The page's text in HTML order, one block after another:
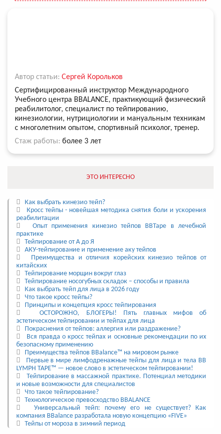
Автор статьи: Сергей Корольков
Сертифицированный инструктор Международного
Учебного центра BBALANCE, практикующий физический
реабилитолог, специалист по тейпированию,
кинезиологии, нутрициологии и мануальным техникам
с многолетним опытом, спортивный психолог, тренер.
Стаж работы: более 3 лет
ЭТО ИНТЕРЕСНО
Как выбрать кинезио тейп?
Кросс тейпы - новейшая методика снятия боли и ускорения
реабилитации
Опыт применения кинезио тейпов BBTape в лечебной
практике
Тейпирование от А до Я
АКУ-тейпирование и применение аку тейпов
Преимущества и отличия корейских кинезио тейпов от
китайских
Тейпирование морщин вокруг глаз
Тейпирование носогубных складок – способы и правила
Как выбрать тейп для лица в 2026 году
Что такое кросс тейпы?
Принципы и концепция кросс тейпирования
ОСТОРОЖНО, БЛОГЕРЫ! Пять главных мифов об
эстетическом тейпировании и тейпах для лица
Покраснения от тейпов: аллергия или раздражение?
Вся правда о кросс тейпах и основные рекомендации по их
безопасному применению
Преимущества тейпов BBalance™ на мировом рынке
Первые в мире лимфодренажные тейпы для лица и тела BB
LYMPH TAPE™ — новое слово в эстетическом тейпировании!
Тейпирование в массажной практике. Потенциал методики
и новые возможности для специалистов
Что такое тейпирование?
Технологическое превосходство BBALANCE
Универсальный тейп: почему его не существует? Как
компания BBalance разработала новую концепцию «FIVE»
Тейпы от мороза в зимний период